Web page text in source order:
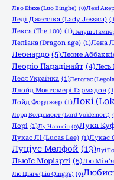
Лво Бінхе (Luo Binghe) (0)Леві
Леді Джессіка (Lady Jessica)
Лекса (The 100) (1)Лелуш
Леліана (Dragon age) (1)Лена
Леонардо (5)Леоне
Леоріо Парадінайт (4)Лесь
Леся Українка (1)Леґолас
Ллойд Монгомері Гармадон
Лойд Форджер (1)Локі
Лорд Волдеморт (Lord Voldemort)
Лорі (1)Лу Чаньсін (0)Лука
Лукас Лі (Lucas Lee) (1)Лукас
Луціус Мелфой (13)Луї
Льюїс Моріарті (5)Лю
Лю Цінге (Liu Qingge) (0)